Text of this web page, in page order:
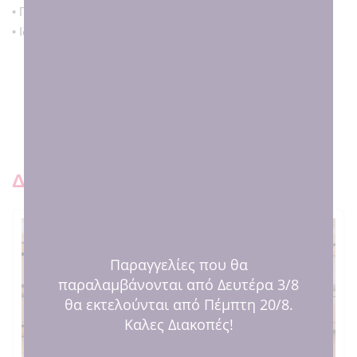
• Προσωποποιημένο δώρο για νεογέννητο
• Ιδανικό για δώρο μαιευτηρίου
Δειτε και παρόμοια προιοντ
Παραγγελίες που θα
παραλαμβάνονται από Δευτέρα 3/8
θα εκτελούνται από Πέμπτη 20/8.
Καλες Διακοπές!